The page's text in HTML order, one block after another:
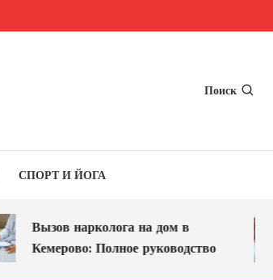
Поиск
СПОРТ И ЙОГА
Вызов нарколога на дом в
Кемерово: Полное руководство